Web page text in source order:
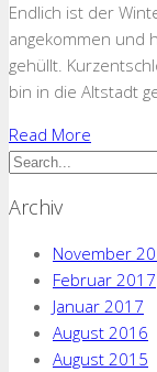
Endlich ist der
angekommen und
gehüllt.
bin in die Altstadt
Read More
Archiv
November
Februar 2017
Januar 2017
August 2016
August 2015